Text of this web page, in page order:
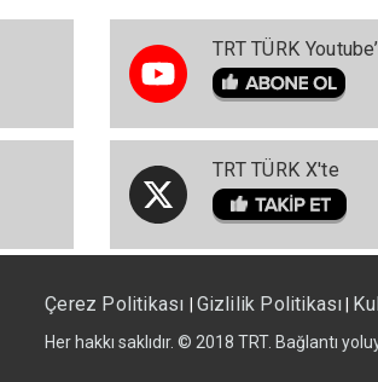
TRT TÜRK
TRT TÜRK X'te
Çerez Politikası Gizlilik Politikası
Her hakkı saklıdır. © 2018 TRT. Bağlantı